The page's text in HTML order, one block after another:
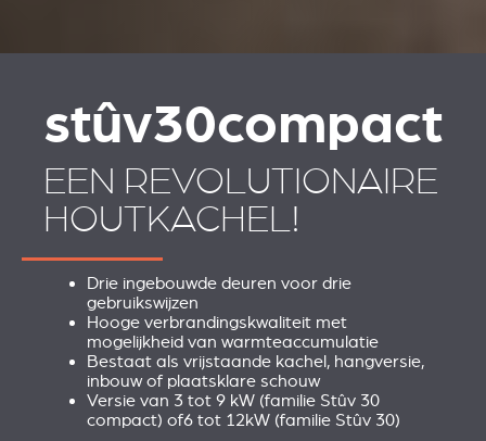
stûv30compact
EEN REVOLUTIONAIRE
HOUTKACHEL!
Drie ingebouwde deuren voor drie
gebruikswijzen
Hooge verbrandingskwaliteit met
mogelijkheid van warmteaccumulatie
Bestaat als vrijstaande kachel, hangversie,
inbouw of plaatsklare schouw
Versie van 3 tot 9 kW (familie Stûv 30
compact) of6 tot 12kW (familie Stûv 30)